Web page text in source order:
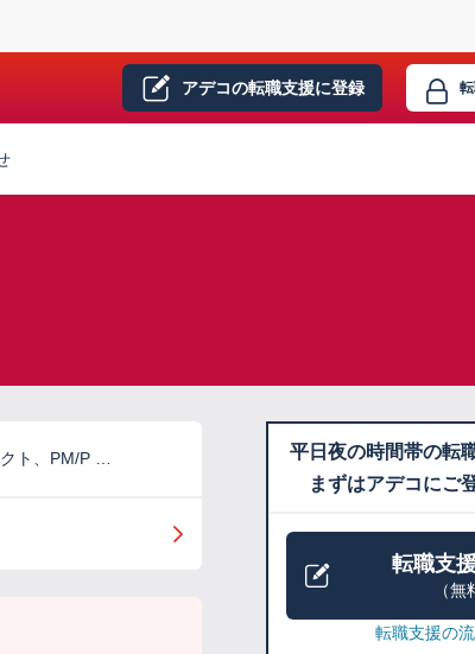
アデコの転職支援に登録
ト、PM/P …
平日夜の時間帯の転
まずはアデコにご
転職支
（無
転職支援の